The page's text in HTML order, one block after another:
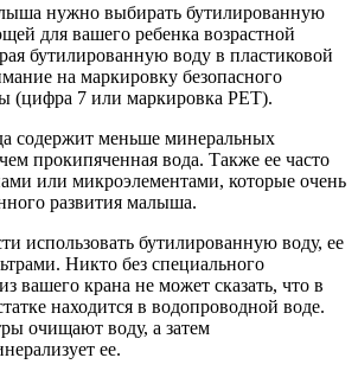
нужно выбирать бутилированную
для вашего ребенка возрастной
бутилированную воду в пластиковой
на маркировку безопасного
(цифра 7 или маркировка PET).
содержит меньше минеральных
прокипяченная вода. Также ее часто
или микроэлементами, которые очень
развития малыша.
использовать бутилированную воду, ее
Никто без специального
вашего крана не может сказать, что в
находится в водопроводной воде.
очищают воду, а затем
ее.